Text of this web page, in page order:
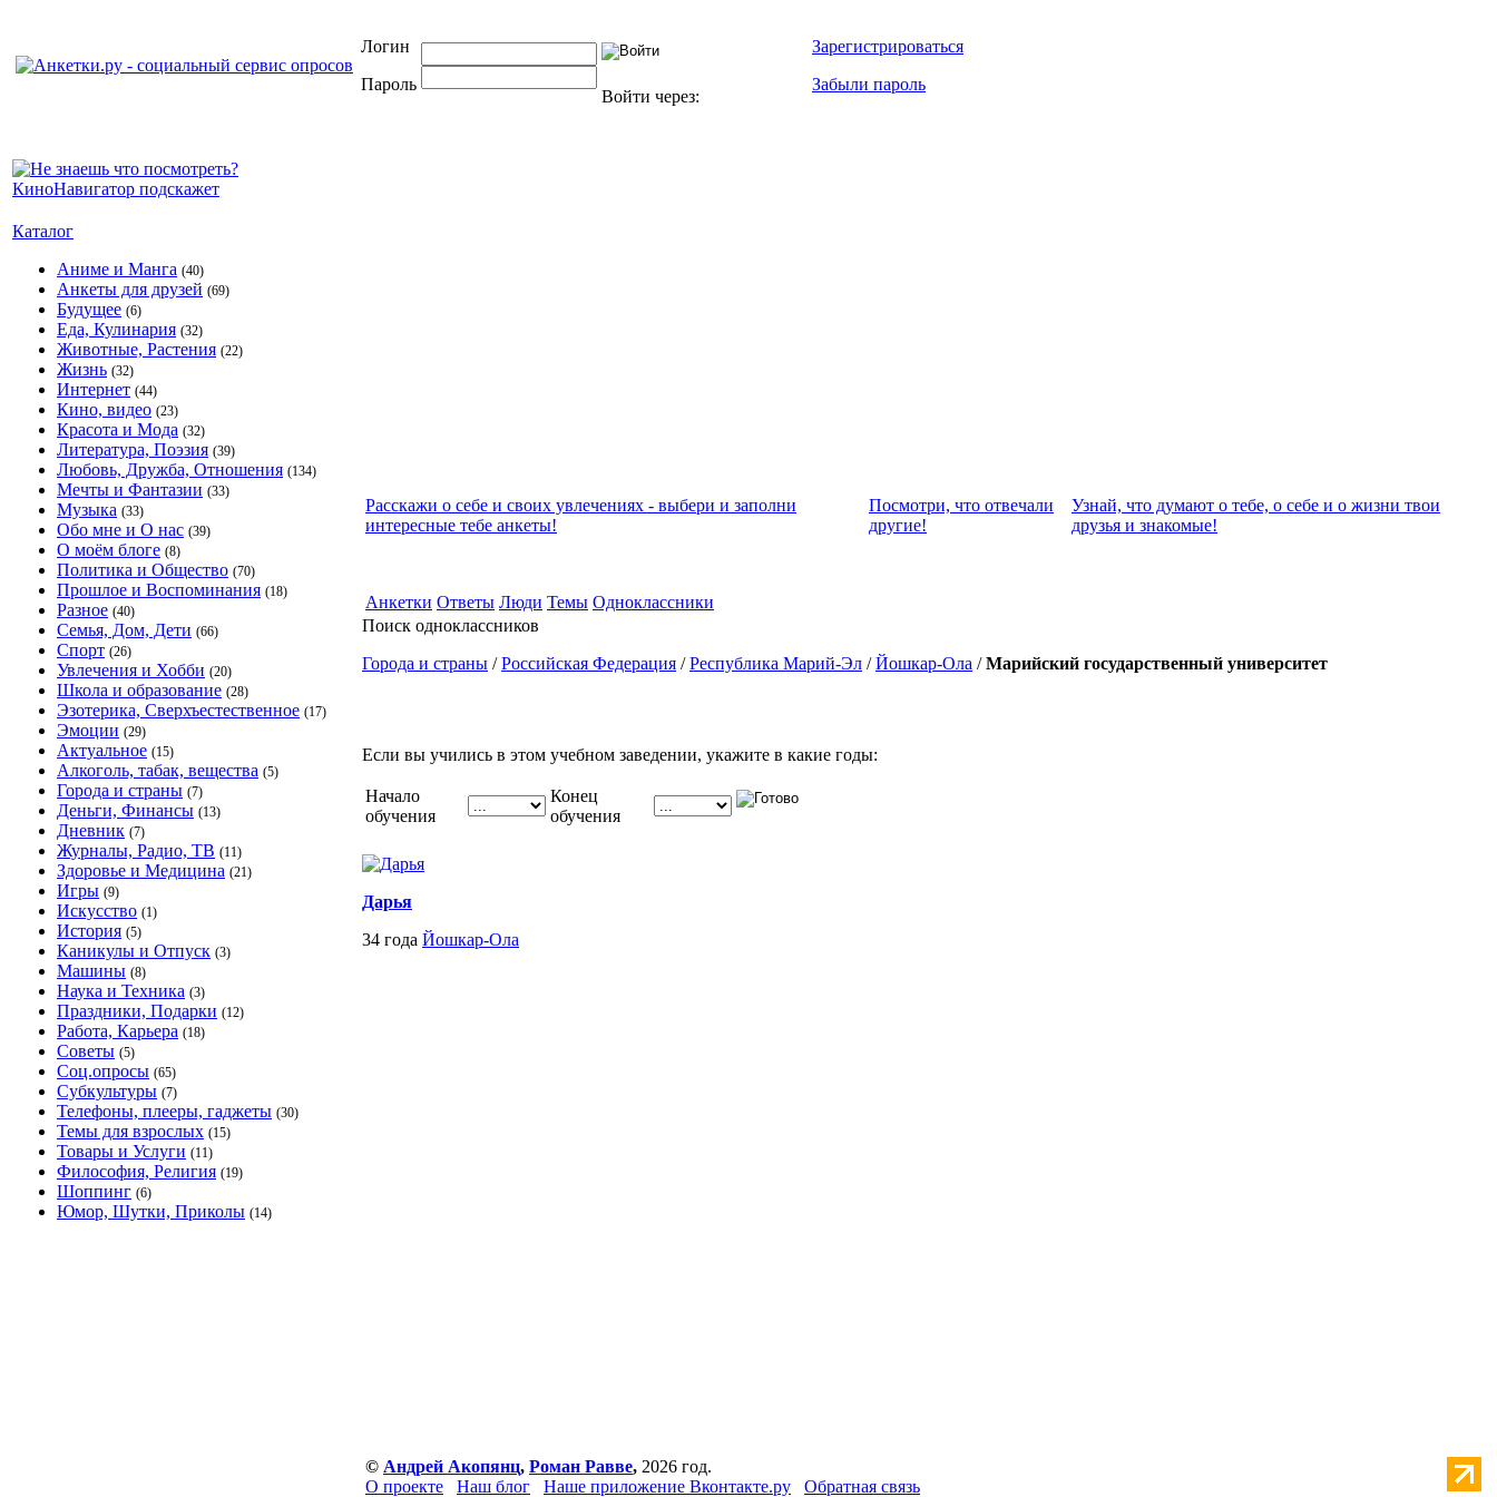
Логин
Пароль
Войти через:
Зарегистрироваться
Забыли пароль
Каталог
Аниме и Манга (40)
Анкеты для друзей (69)
Будущее (6)
Еда, Кулинария (32)
Животные, Растения (22)
Жизнь (32)
Интернет (44)
Кино, видео (23)
Красота и Мода (32)
Литература, Поэзия (39)
Любовь, Дружба, Отношения (134)
Мечты и Фантазии (33)
Музыка (33)
Обо мне и О нас (39)
О моём блоге (8)
Политика и Общество (70)
Прошлое и Воспоминания (18)
Разное (40)
Семья, Дом, Дети (66)
Спорт (26)
Увлечения и Хобби (20)
Школа и образование (28)
Эзотерика, Сверхъестественное (17)
Эмоции (29)
Актуальное (15)
Алкоголь, табак, вещества (5)
Города и страны (7)
Деньги, Финансы (13)
Дневник (7)
Журналы, Радио, ТВ (11)
Здоровье и Медицина (21)
Игры (9)
Искусство (1)
История (5)
Каникулы и Отпуск (3)
Машины (8)
Наука и Техника (3)
Праздники, Подарки (12)
Работа, Карьера (18)
Советы (5)
Соц.опросы (65)
Субкультуры (7)
Телефоны, плееры, гаджеты (30)
Темы для взрослых (15)
Товары и Услуги (11)
Философия, Религия (19)
Шоппинг (6)
Юмор, Шутки, Приколы (14)
Расскажи о себе и своих увлечениях - выбери и заполни
интересные тебе анкеты!
Посмотри, что отвeчали
другие!
Узнай, что думают о тебе, о себе и о жизни твои
друзья и знакомые!
Анкетки Ответы Люди Темы Одноклассники
Поиск одноклассников
Города и страны /Российская Федерация /Республика Марий-Эл /Йошкар-Ола /Марийский государственный университет
Если вы учились в этом учебном заведении, укажите в какие годы:
Начало
обучения
Конец
обучения
Дарья
34 года Йошкар-Ола
© Андрей Акопянц, Роман Равве, 2026 год.
О проекте
Наш блог Наше приложение Вконтакте.ру Обратная связь